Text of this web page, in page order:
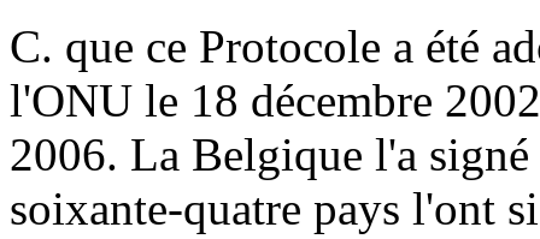
C. que ce Protocole a été
l'ONU le 18 décembre
2006. La Belgique l'a
soixante-quatre pays l'ont